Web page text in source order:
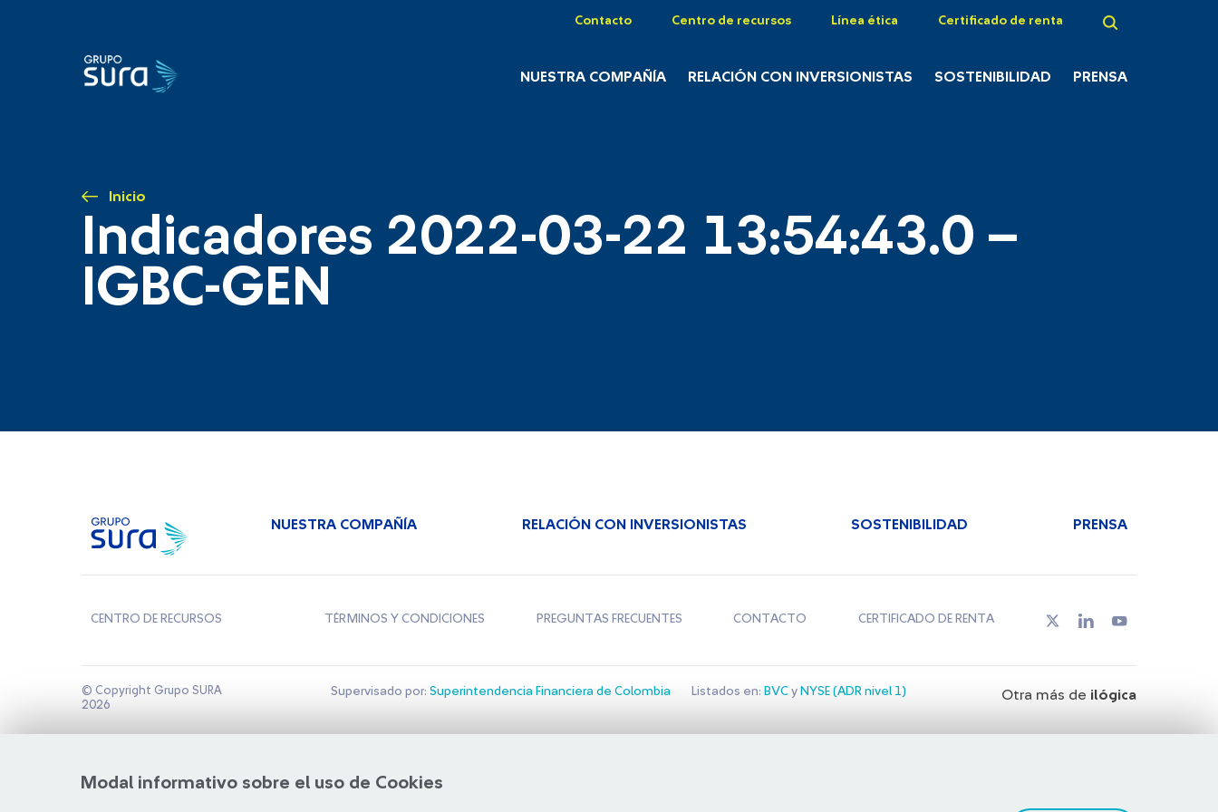
Contacto Centro de recursos Línea ética Certificado de renta
NUESTRA COMPAÑÍA RELACIÓN CON INVERSIONISTAS SOSTENIBILIDAD PRENSA
Inicio
Indicadores 2022-03-22 13:54:43.0 –
IGBC-GEN
Modal informativo sobre el uso de Cookies
NUESTRA COMPAÑÍA RELACIÓN CON INVERSIONISTAS SOSTENIBILIDAD PRENSA
CENTRO DE RECURSOS TÉRMINOS Y CONDICIONES PREGUNTAS FRECUENTES CONTACTO CERTIFICADO DE RENTA
© Copyright Grupo SURA
2026
Supervisado por: Superintendencia Financiera de Colombia Listados en: BVCy NYSE (ADR nivel 1) Otra más de ilógica